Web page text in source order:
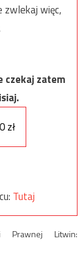
zwlekaj więc,
czekaj zatem
zł
Tutaj
Prawnej Litwin: